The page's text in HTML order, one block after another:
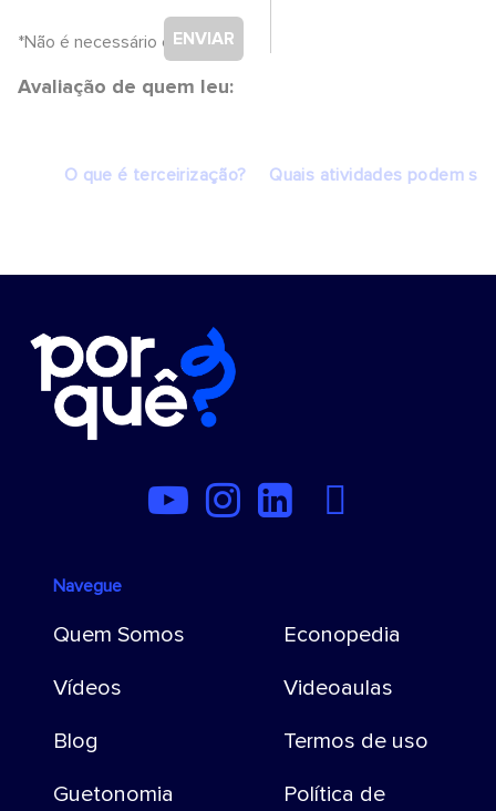
ENVIAR
*Não é necessário cadastro.
Avaliação de quem leu:
O que é terceirização? Quais atividades podem
Navegue
Quem Somos
Vídeos
Blog
Guetonomia
Econopedia
Videoaulas
Termos de uso
Política de